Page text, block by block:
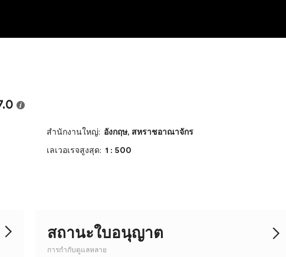
สำนักงานใหญ่: อังกฤษ, สหราชอาณาจักร
เลเวอเรจสูงสุด: 1 : 500
สถานะใบอนุญาต
การกำกับดูแลหลาย